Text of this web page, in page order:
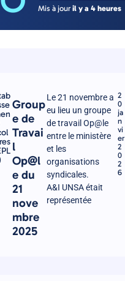
Group
e de
Travai
l
Op@l
e du
21
nove
mbre
2025
Le 21 novembre a
eu lieu un groupe
de travail Op@le
entre le ministère
et les
organisations
syndicales.
A&I UNSA était
représentée
2
0
ja
n
vi
er
2
0
2
6
Mis à jouril y a 4 heures